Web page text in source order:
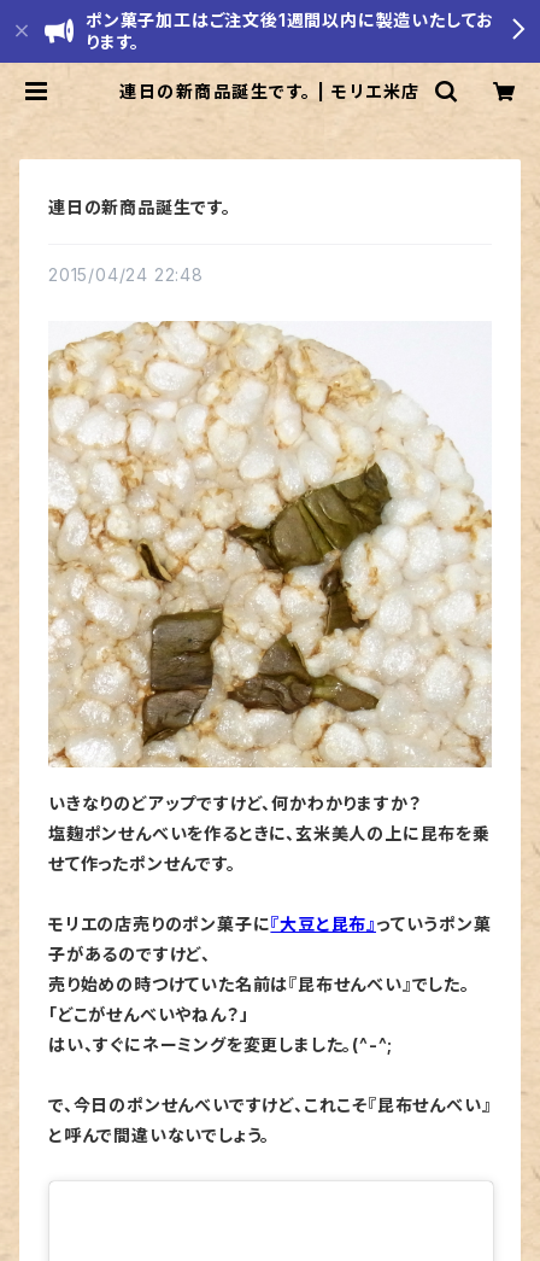
ポン菓子加工はご注文後1週間以内に製造いたしてお
ります。
連日の新商品誕生です。 | モリエ米店
連日の新商品誕生です。
2015/04/24 22:48
いきなりのどアップですけど、何かわかりますか？
塩麹ポンせんべいを作るときに、玄米美人の上に昆布を乗
せて作ったポンせんです。
モリエの店売りのポン菓子に『大豆と昆布』っていうポン菓
子があるのですけど、
売り始めの時つけていた名前は『昆布せんべい』でした。
「どこがせんべいやねん？」
はい、すぐにネーミングを変更しました。(^-^;
で、今日のポンせんべいですけど、これこそ『昆布せんべい』
と呼んで間違いないでしょう。